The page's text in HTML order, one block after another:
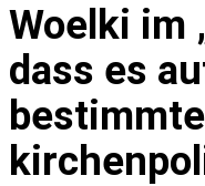
Woelki im
dass es